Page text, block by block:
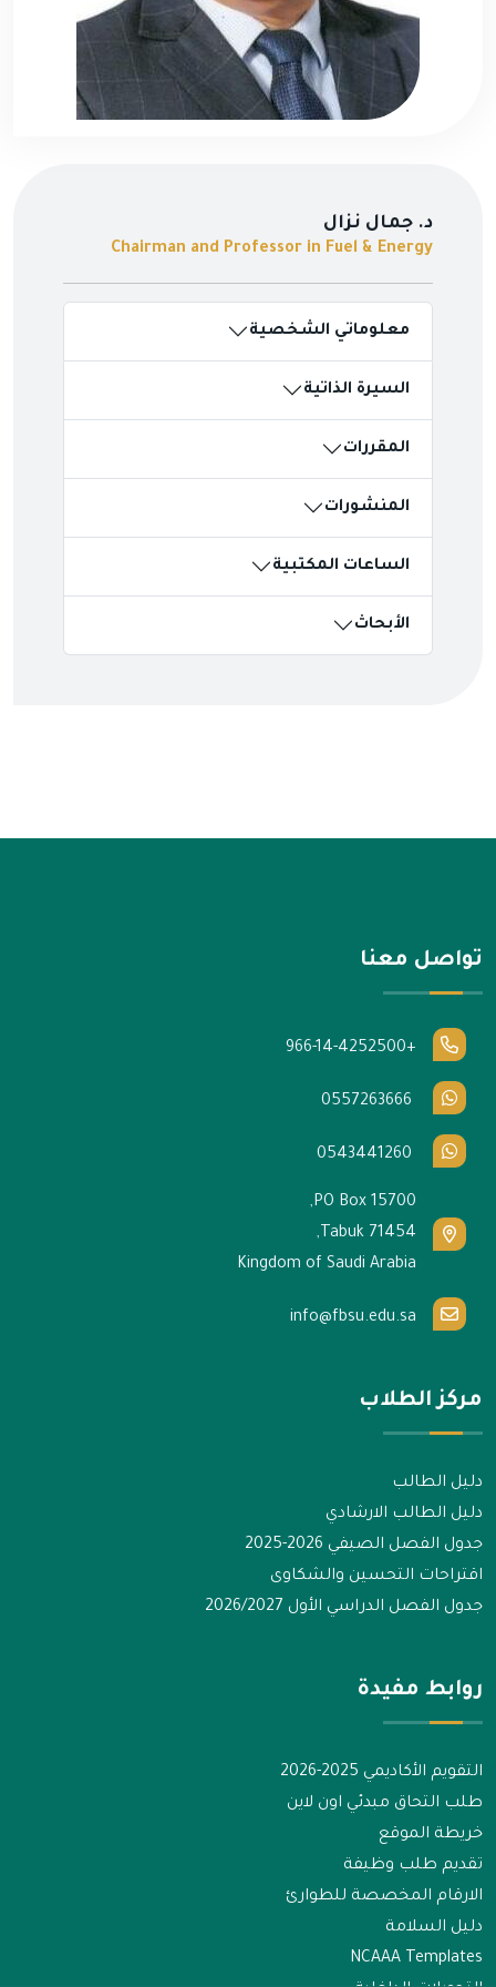
د. جمال نزال
Chairman and Professor in Fuel & Energy
معلوماتي الشخصية
السيرة الذاتية
المقررات
المنشورات
الساعات المكتبية
الأبحاث
تواصل معنا
+966-14-4252500
PO Box 15700,
Tabuk 71454,
Kingdom of Saudi Arabia
info@fbsu.edu.sa
مركز الطلاب
دليل الطالب
دليل الطالب الارشادي
جدول الفصل الصيفي 2026-2025
اقتراحات التحسين والشكاوى
جدول الفصل الدراسي الأول 2026/2027
روابط مفيدة
التقويم الأكاديمي 2025-2026
طلب التحاق مبدئي اون لاين
خريطة الموقع
تقديم طلب وظيفة
الارقام المخصصة للطوارئ
دليل السلامة
NCAAA Templates